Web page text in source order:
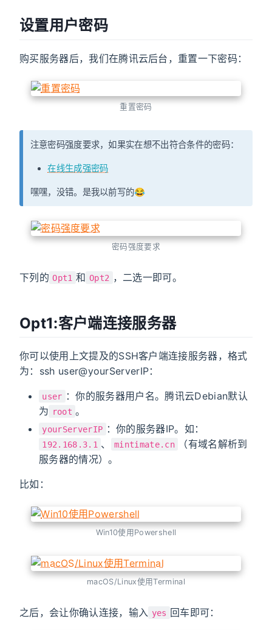
设置用户密码
购买服务器后，我们在腾讯云后台，重置一下密码：
重置密码
注意密码强度要求，如果实在想不出符合条件的密码：
在线生成强密码
嘿嘿，没错。是我以前写的😂
密码强度要求
下列的 Opt1 和 Opt2 ，二选一即可。
Opt1:客户端连接服务器
你可以使用上文提及的SSH客户端连接服务器，格式
为：ssh user@yourServerIP：
user ：你的服务器用户名。腾讯云Debian默认
为 root 。
yourServerIP ：你的服务器IP。如：
192.168.3.1 、 mintimate.cn
（有域名解析到
服务器的情况）。
比如：
Win10使用Powershell
macOS/Linux使用Terminal
之后，会让你确认连接，输入 yes 回车即可：